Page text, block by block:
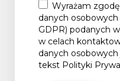
Wyrażam
danych
GDPR) podanych
w celach
danych
tekst Polityki